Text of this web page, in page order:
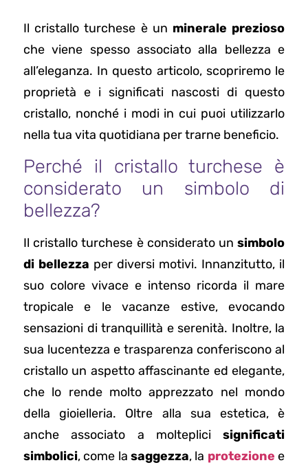
Il cristallo turchese è un minerale prezioso
che viene spesso associato alla bellezza e
all’eleganza. In questo articolo, scopriremo le
proprietà e i significati nascosti di questo
cristallo, nonché i modi in cui puoi utilizzarlo
nella tua vita quotidiana per trarne beneficio.
Perché il cristallo turchese è
considerato un simbolo di
bellezza?
Il cristallo turchese è considerato un simbolo
di bellezza per diversi motivi. Innanzitutto, il
suo colore vivace e intenso ricorda il mare
tropicale e le vacanze estive, evocando
sensazioni di tranquillità e serenità. Inoltre, la
sua lucentezza e trasparenza conferiscono al
cristallo un aspetto affascinante ed elegante,
che lo rende molto apprezzato nel mondo
della gioielleria. Oltre alla sua estetica, è
anche associato a molteplici significati
simbolici, come la saggezza, la protezionee